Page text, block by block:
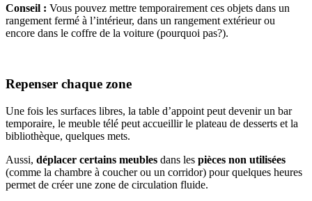
Conseil : Vous pouvez mettre temporairement ces objets dans un
rangement fermé à l’intérieur, dans un rangement extérieur ou
encore dans le coffre de la voiture (pourquoi pas?).
Repenser chaque zone
Une fois les surfaces libres, la table d’appoint peut devenir un bar
temporaire, le meuble télé peut accueillir le plateau de desserts et la
bibliothèque, quelques mets.
Aussi, déplacer certains meubles dans les pièces non utilisées
(comme la chambre à coucher ou un corridor) pour quelques heures
permet de créer une zone de circulation fluide.